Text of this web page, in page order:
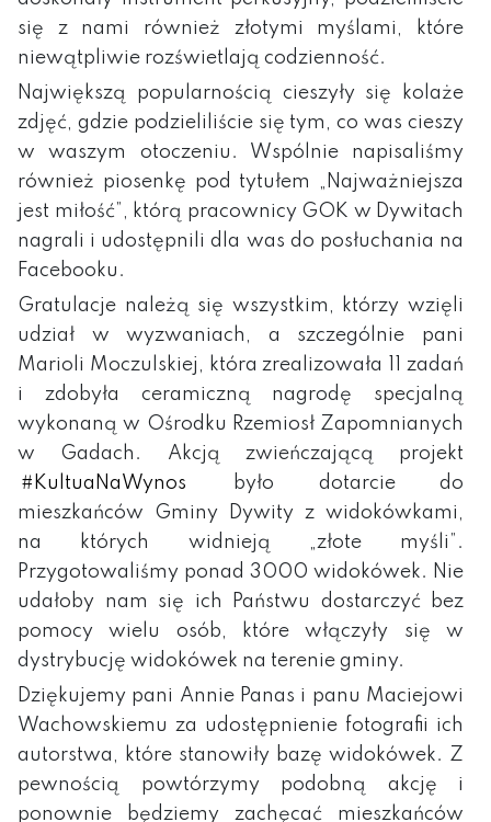
się z nami również złotymi myślami, które
niewątpliwie rozświetlają codzienność.
Największą popularnością cieszyły się kolaże
zdjęć, gdzie podzieliliście się tym, co was cieszy
w waszym otoczeniu. Wspólnie napisaliśmy
również piosenkę pod tytułem „Najważniejsza
jest miłość”, którą pracownicy GOK w Dywitach
nagrali i udostępnili dla was do posłuchania na
Facebooku.
Gratulacje należą się wszystkim, którzy wzięli
udział w wyzwaniach, a szczególnie pani
Marioli Moczulskiej, która zrealizowała 11 zadań
i zdobyła ceramiczną nagrodę specjalną
wykonaną w Ośrodku Rzemiosł Zapomnianych
w Gadach. Akcją zwieńczającą projekt
#KultuaNaWynos
było dotarcie do
mieszkańców Gminy Dywity z widokówkami,
na których widnieją „złote myśli”.
Przygotowaliśmy ponad 3000 widokówek. Nie
udałoby nam się ich Państwu dostarczyć bez
pomocy wielu osób, które włączyły się w
dystrybucję widokówek na terenie gminy.
Dziękujemy pani Annie Panas i panu Maciejowi
Wachowskiemu za udostępnienie fotografii ich
autorstwa, które stanowiły bazę widokówek. Z
pewnością powtórzymy podobną akcję i
ponownie będziemy zachęcać mieszkańców